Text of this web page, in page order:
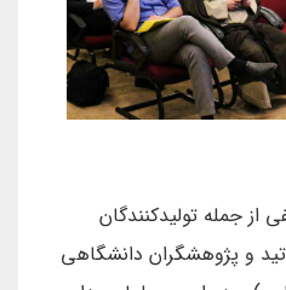
جمله تولیدکنندگان
و پژوهشگران دانشگاهی